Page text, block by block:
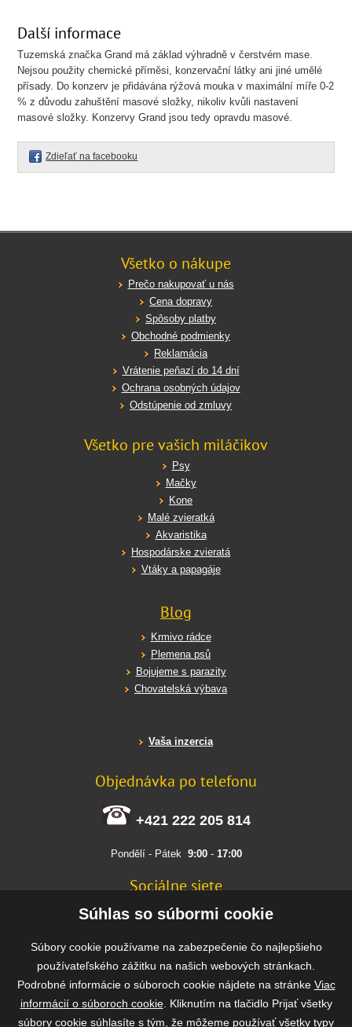
Další informace
Tuzemská značka Grand má základ výhradně v čerstvém mase.
Nejsou použity chemické příměsi, konzervační látky ani jiné umělé
přísady. Do konzerv je přidávána rýžová mouka v maximální míře 0-2
% z důvodu zahuštění masové složky, nikoliv kvůli nastavení
masové složky. Konzervy Grand jsou tedy opravdu masové.
Zdieľať na facebooku
Všetko o nákupe
Prečo nakupovať u nás
Cena dopravy
Spôsoby platby
Obchodné podmienky
Reklamácia
Vrátenie peňazí do 14 dní
Ochrana osobných údajov
Odstúpenie od zmluvy
Všetko pre vašich miláčikov
Psy
Mačky
Kone
Malé zvieratká
Akvaristika
Hospodárske zvieratá
Vtáky a papagáje
Blog
Krmivo rádce
Plemena psů
Bojujeme s parazity
Chovatelská výbava
Vaša inzercia
Objednávka po telefonu
+421 222 205 814
Pondělí - Pátek 9:00- 17:00
Sociálne siete
FACEBOOK
Rýchla a bezpečná platba
Súhlas so súbormi cookie
Súbory cookie používame na zabezpečenie čo najlepšieho
používateľského zážitku na našich webových stránkach.
Podrobné informácie o súboroch cookie nájdete na stránke Viac
informácií o súboroch cookie. Kliknutím na tlačidlo Prijať všetky
súbory cookie súhlasíte s tým, že môžeme používať všetky typy